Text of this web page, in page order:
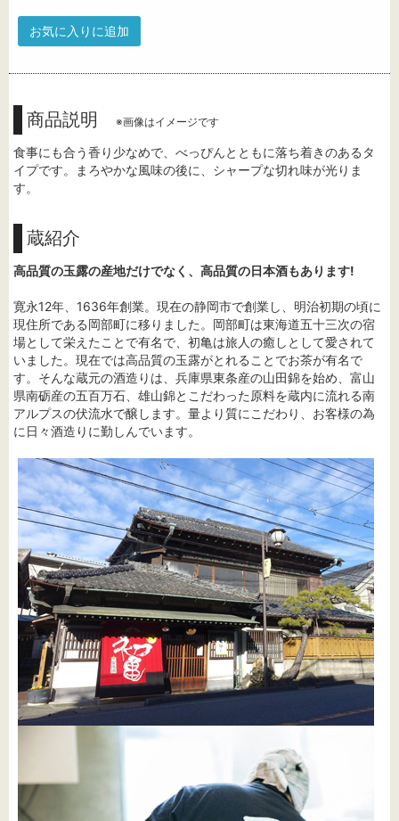
お気に入りに追加
商品説明 ※画像はイメージです
食事にも合う香り少なめで、べっぴんとともに落ち着きのあるタ
イプです。まろやかな風味の後に、シャープな切れ味が光りま
す。
蔵紹介
高品質の玉露の産地だけでなく、高品質の日本酒もあります!
寛永12年、1636年創業。現在の静岡市で創業し、明治初期の頃に
現住所である岡部町に移りました。岡部町は東海道五十三次の宿
場として栄えたことで有名で、初亀は旅人の癒しとして愛されて
いました。現在では高品質の玉露がとれることでお茶が有名で
す。そんな蔵元の酒造りは、兵庫県東条産の山田錦を始め、富山
県南砺産の五百万石、雄山錦とこだわった原料を蔵内に流れる南
アルプスの伏流水で醸します。量より質にこだわり、お客様の為
に日々酒造りに勤しんでいます。